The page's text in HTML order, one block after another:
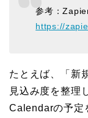
参考：
https://
たとえば、「新
見込み度を整理
Calendarの予定